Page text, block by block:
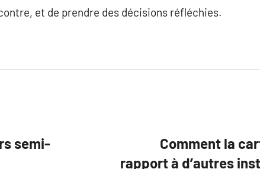
et de prendre des décisions réfléchies.
semi-
Comment la
rapport à d’autres